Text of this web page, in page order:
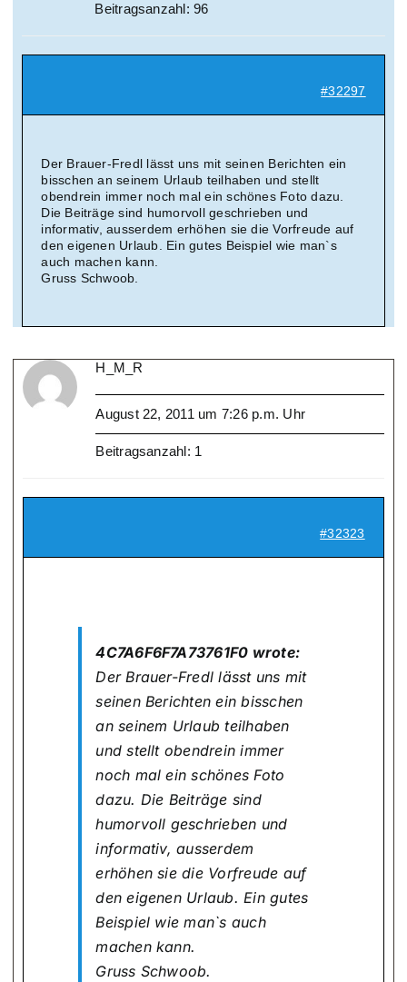
Beitragsanzahl: 96
#32297
Der Brauer-Fredl lässt uns mit seinen Berichten ein
bisschen an seinem Urlaub teilhaben und stellt
obendrein immer noch mal ein schönes Foto dazu.
Die Beiträge sind humorvoll geschrieben und
informativ, ausserdem erhöhen sie die Vorfreude auf
den eigenen Urlaub. Ein gutes Beispiel wie man`s
auch machen kann.
Gruss Schwoob.
H_M_R
August 22, 2011 um 7:26 p.m. Uhr
Beitragsanzahl: 1
#32323
4C7A6F6F7A73761F0 wrote:
Der Brauer-Fredl lässt uns mit
seinen Berichten ein bisschen
an seinem Urlaub teilhaben
und stellt obendrein immer
noch mal ein schönes Foto
dazu. Die Beiträge sind
humorvoll geschrieben und
informativ, ausserdem
erhöhen sie die Vorfreude auf
den eigenen Urlaub. Ein gutes
Beispiel wie man`s auch
machen kann.
Gruss Schwoob.